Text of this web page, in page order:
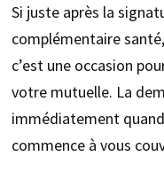
Si juste après la
complémentaire
c’est une occasion
votre mutuelle. La
immédiatement
commence à vous